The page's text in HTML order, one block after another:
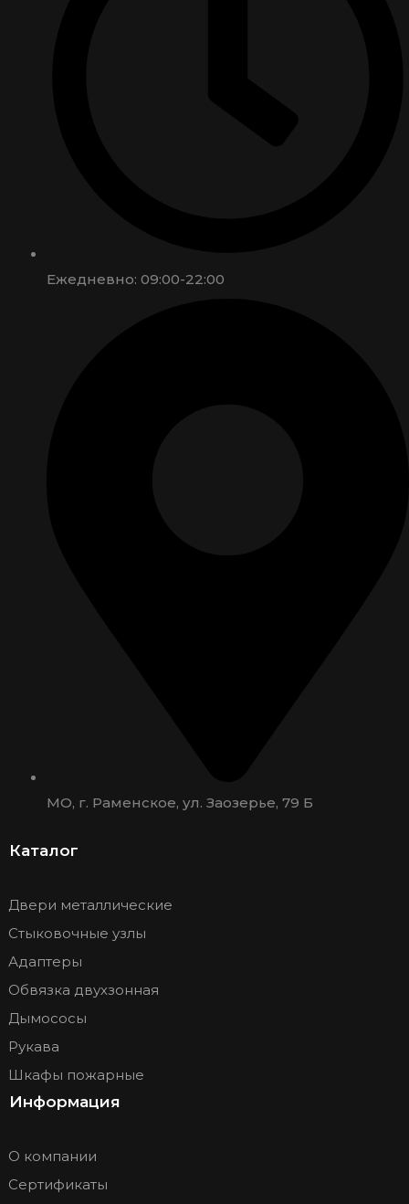
Ежедневно: 09:00-22:00
МО, г. Раменское, ул. Заозерье, 79 Б
Каталог
Двери металлические
Стыковочные узлы
Адаптеры
Обвязка двухзонная
Дымососы
Рукава
Шкафы пожарные
Информация
О компании
Сертификаты